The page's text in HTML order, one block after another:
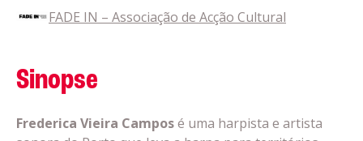
FADE IN – Associação de Acção Cultural
Sinopse
Frederica Vieira Camposé uma harpista e artista